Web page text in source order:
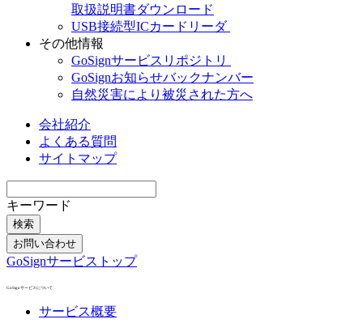
取扱説明書ダウンロード
USB接続型ICカードリーダ
その他情報
GoSignサービスリポジトリ
GoSignお知らせバックナンバー
自然災害により被災された方へ
会社紹介
よくある質問
サイトマップ
キーワード
検索
お問い合わせ
GoSignサービストップ
GoSignサービスについて
サービス概要